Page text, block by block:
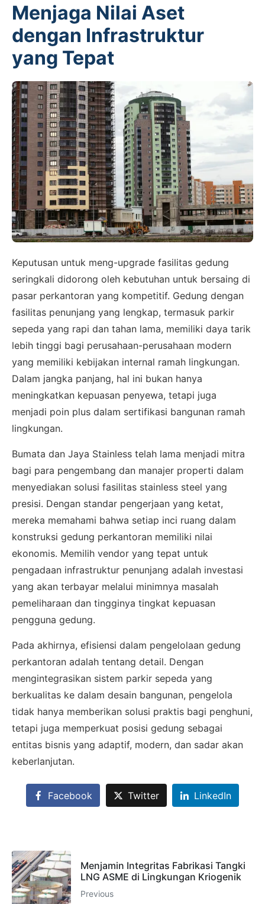
Menjaga Nilai Aset
dengan Infrastruktur
yang Tepat
Keputusan untuk meng-upgrade fasilitas gedung
seringkali didorong oleh kebutuhan untuk bersaing di
pasar perkantoran yang kompetitif. Gedung dengan
fasilitas penunjang yang lengkap, termasuk parkir
sepeda yang rapi dan tahan lama, memiliki daya tarik
lebih tinggi bagi perusahaan-perusahaan modern
yang memiliki kebijakan internal ramah lingkungan.
Dalam jangka panjang, hal ini bukan hanya
meningkatkan kepuasan penyewa, tetapi juga
menjadi poin plus dalam sertifikasi bangunan ramah
lingkungan.
Bumata dan Jaya Stainless telah lama menjadi mitra
bagi para pengembang dan manajer properti dalam
menyediakan solusi fasilitas stainless steel yang
presisi. Dengan standar pengerjaan yang ketat,
mereka memahami bahwa setiap inci ruang dalam
konstruksi gedung perkantoran memiliki nilai
ekonomis. Memilih vendor yang tepat untuk
pengadaan infrastruktur penunjang adalah investasi
yang akan terbayar melalui minimnya masalah
pemeliharaan dan tingginya tingkat kepuasan
pengguna gedung.
Pada akhirnya, efisiensi dalam pengelolaan gedung
perkantoran adalah tentang detail. Dengan
mengintegrasikan sistem parkir sepeda yang
berkualitas ke dalam desain bangunan, pengelola
tidak hanya memberikan solusi praktis bagi penghuni,
tetapi juga memperkuat posisi gedung sebagai
entitas bisnis yang adaptif, modern, dan sadar akan
keberlanjutan.
Facebook Twitter LinkedIn
Menjamin Integritas Fabrikasi Tangki
LNG ASME di Lingkungan Kriogenik
Previous
×
SALES ASSISTANCE
Hubungi Tim Sales
Konsultasikan kebutuhan proyek Anda, dapatkan
estimasi cepat via WhatsApp.
Admin 1
6281310045708
CHAT
Admin 2
62811893101